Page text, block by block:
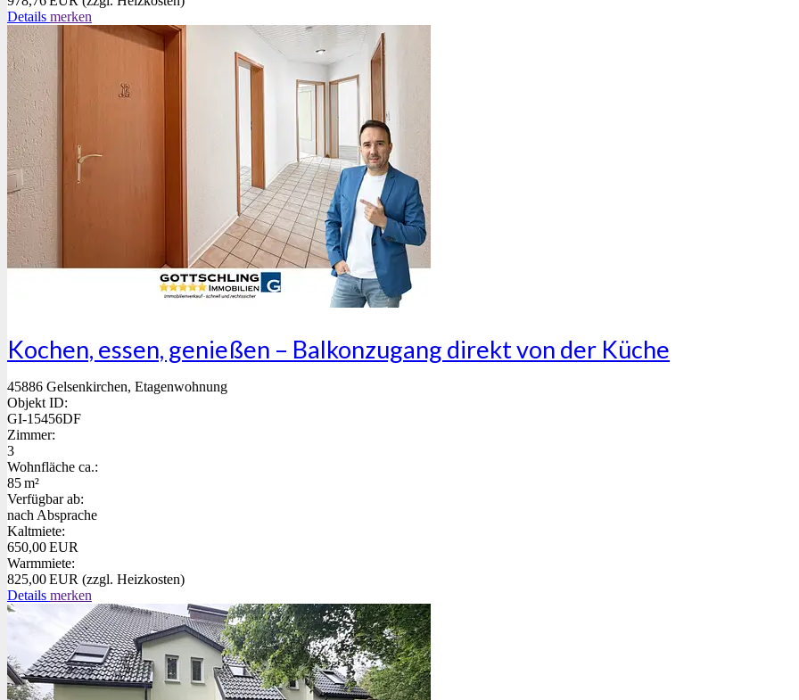
Details merken
Kochen, essen, genießen – Balkonzugang direkt von der Küche
45886 Gelsenkirchen, Etagenwohnung
Objekt ID:
GI-15456DF
Zimmer:
3
Wohnfläche ca.:
85 m²
Verfügbar ab:
nach Absprache
Kaltmiete:
650,00 EUR
Warmmiete:
825,00 EUR (zzgl. Heizkosten)
Details merken